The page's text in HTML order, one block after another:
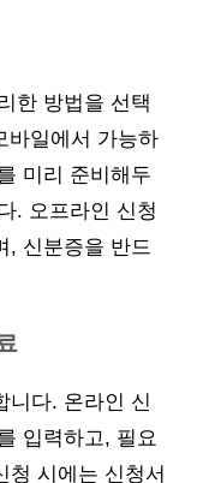
한 방법을 선택
바일에서 가능하
미리 준비해두
. 오프라인 신청
, 신분증을 반드
니다. 온라인 신
입력하고, 필요
청 시에는 신청서